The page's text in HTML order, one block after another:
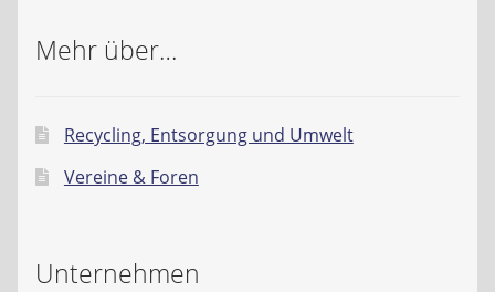
Mehr über…
Recycling, Entsorgung und Umwelt
Vereine & Foren
Unternehmen